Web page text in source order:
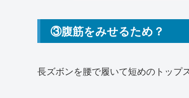
③腹筋をみせるため？
長ズボンを腰で履いて短めのトップ